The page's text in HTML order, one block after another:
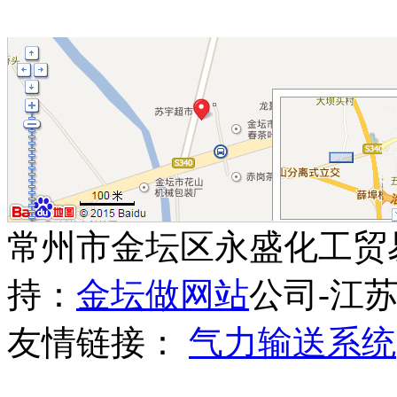
常州市金坛区永盛化工
持： 金坛做网站公司-江
友情链接： 气力输送系统